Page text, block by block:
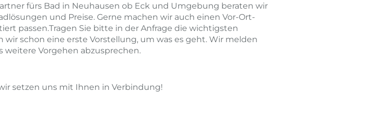
fürs Bad in Neuhausen ob Eck und Umgebung beraten wir
und Preise. Gerne machen wir auch einen Vor-Ort-
passen.Tragen Sie bitte in der Anfrage die wichtigsten
schon eine erste Vorstellung, um was es geht. Wir melden
weitere Vorgehen abzusprechen.
setzen uns mit Ihnen in Verbindung!